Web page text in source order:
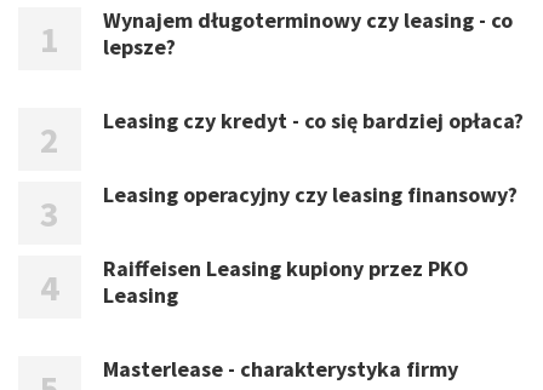
Wynajem długoterminowy czy leasing - co
lepsze?
Leasing czy kredyt - co się bardziej opłaca?
Leasing operacyjny czy leasing finansowy?
Raiffeisen Leasing kupiony przez PKO
Leasing
Masterlease - charakterystyka firmy